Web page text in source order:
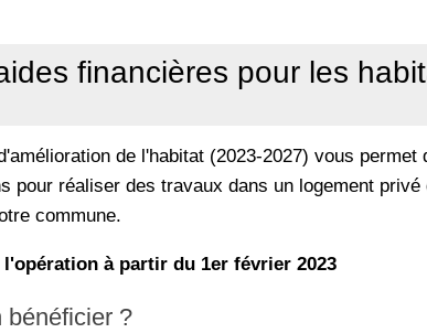
financières pour les
de l'habitat (2023-2027) vous permet
pour réaliser des travaux dans un logement
commune.
l'opération à partir du 1er février 2023
bénéficier ?